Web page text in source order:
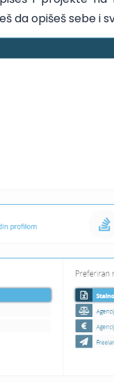
da opišeš sebe i